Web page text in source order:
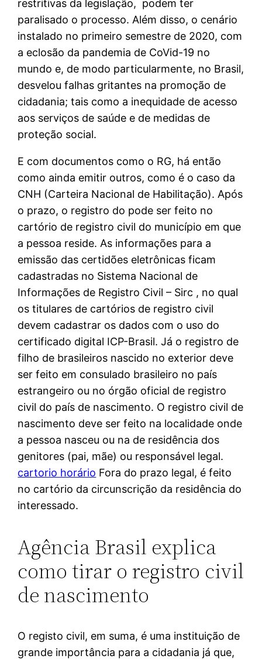
restritivas da legislação, podem ter
paralisado o processo. Além disso, o cenário
instalado no primeiro semestre de 2020, com
a eclosão da pandemia de CoVid-19 no
mundo e, de modo particularmente, no Brasil,
desvelou falhas gritantes na promoção de
cidadania; tais como a inequidade de acesso
aos serviços de saúde e de medidas de
proteção social.
E com documentos como o RG, há então
como ainda emitir outros, como é o caso da
CNH (Carteira Nacional de Habilitação). Após
o prazo, o registro do pode ser feito no
cartório de registro civil do município em que
a pessoa reside. As informações para a
emissão das certidões eletrônicas ficam
cadastradas no Sistema Nacional de
Informações de Registro Civil – Sirc , no qual
os titulares de cartórios de registro civil
devem cadastrar os dados com o uso do
certificado digital ICP-Brasil. Já o registro de
filho de brasileiros nascido no exterior deve
ser feito em consulado brasileiro no país
estrangeiro ou no órgão oficial de registro
civil do país de nascimento. O registro civil de
nascimento deve ser feito na localidade onde
a pessoa nasceu ou na de residência dos
genitores (pai, mãe) ou responsável legal.
cartorio horário Fora do prazo legal, é feito
no cartório da circunscrição da residência do
interessado.
Agência Brasil explica
como tirar o registro civil
de nascimento
O registo civil, em suma, é uma instituição de
grande importância para a cidadania já que,